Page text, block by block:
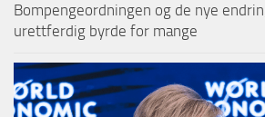
Bompengeordningen og de nye
urettferdig byrde for mange